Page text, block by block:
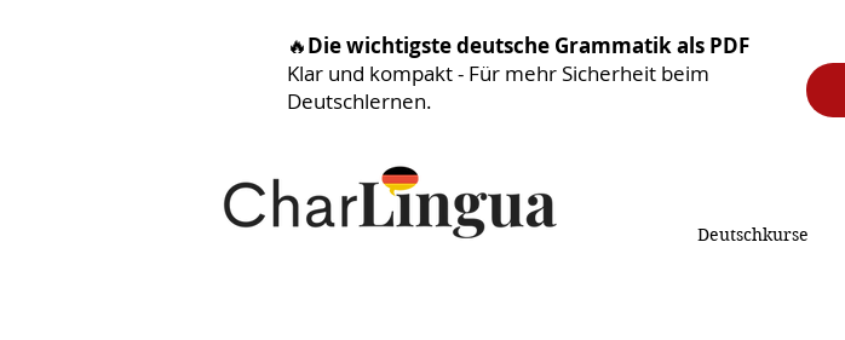
🔥Die wichtigste deutsche Grammatik als PDF
Klar und kompakt - Für mehr Sicherheit beim
Deutschlernen.
Deutschkurse